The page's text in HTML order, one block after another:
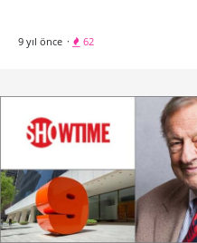
9 yıl önce · 62